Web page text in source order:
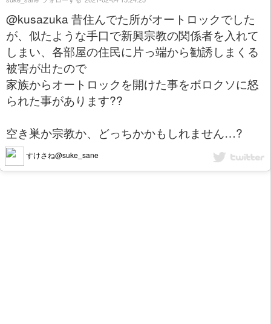
@kusazuka 昔住んでた所がオートロックでした
が、似たような手口で新興宗教の関係者を入れて
しまい、各部屋の住民に片っ端から勧誘しまくる
被害が出たので
家族からオートロックを開けた事をボロクソに怒
られた事があります??
空き巣か宗教か、どっちかかもしれません…?
すけさね@suke_sane